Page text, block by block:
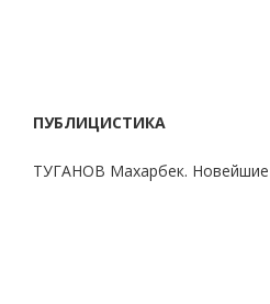
ПУБЛИЦИСТИКА
ТУГАНОВ Махарбек.